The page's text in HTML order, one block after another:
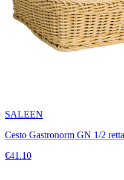
SALEEN
Cesto Gastronorm GN 1/2
€41.10